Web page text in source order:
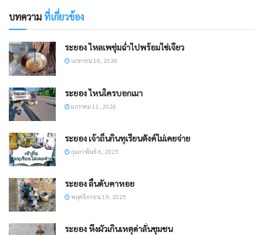
บทความที่เกี่ยวข้อง
ระยอง ไหลเพชุ่มฉ่ำไปพร้อมไข่เจียว
เมษายน 16, 2026
ระยอง ไหนใครบอกเมา
มกราคม 11, 2026
ระยอง เจ้าถิ่นกินทุเรียนตังค์ไม่เคยจ่าย
กุมภาพันธ์ 6, 2025
ระยอง ลื่นดับคาหอย
พฤศจิกายน 19, 2025
ระยอง หึงผัวเกินเหตุด่าลั่นชุมชน